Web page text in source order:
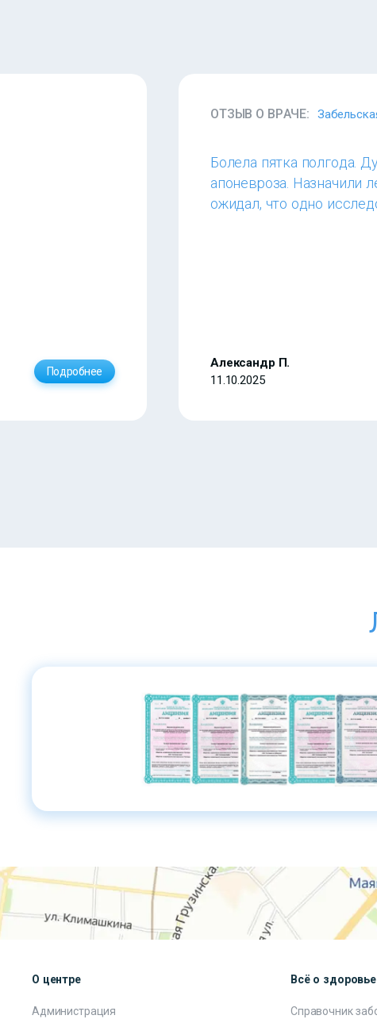
Подробнее
ОТЗЫВ О ВРАЧЕ:
Болела пятка полгода.
апоневроза. Назначили
ожидал, что одно
Александр П.
11.10.2025
О центре
Администрация
Всё о здоровье
Справочник